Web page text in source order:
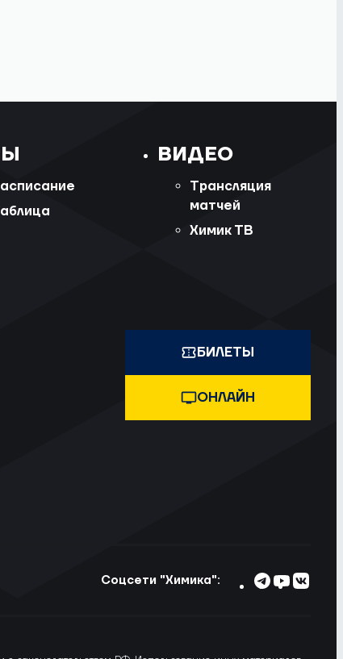
ВИДЕО
Трансляция
матчей
Химик ТВ
БИЛЕТЫ
ОНЛАЙН
Соцсети "Химика":